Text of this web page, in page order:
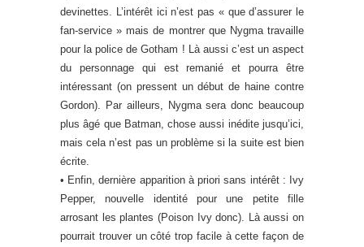
devinettes. L’intérêt ici n’est pas « que d’assurer le
fan-service » mais de montrer que Nygma travaille
pour la police de Gotham ! Là aussi c’est un aspect
du personnage qui est remanié et pourra être
intéressant (on pressent un début de haine contre
Gordon). Par ailleurs, Nygma sera donc beaucoup
plus âgé que Batman, chose aussi inédite jusqu’ici,
mais cela n’est pas un problème si la suite est bien
écrite.
• Enfin, dernière apparition à priori sans intérêt : Ivy
Pepper, nouvelle identité pour une petite fille
arrosant les plantes (Poison Ivy donc). Là aussi on
pourrait trouver un côté trop facile à cette façon de